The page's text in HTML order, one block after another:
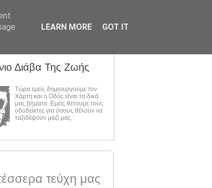
Διάβα Της Ζωής
Τώρα εμείς δημιουργούμε τον
Χάρτη και η Οδός είναι τα δικά
μας βήματα. Εμείς θέτουμε τους
οδοδείκτες για όσους θέλουν να
ταξιδέψουν μαζί μας.
τεύχη μας
LEARN MORE GOT IT